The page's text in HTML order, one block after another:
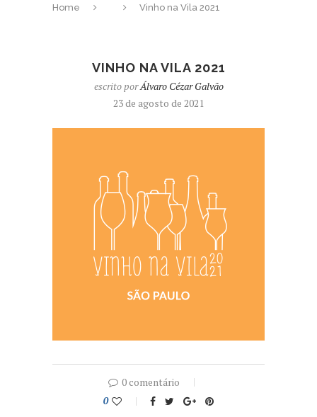
Home Vinho na Vila 2021
VINHO NA VILA 2021
escrito porÁlvaro Cézar Galvão
23 de agosto de 2021
0 comentário
0